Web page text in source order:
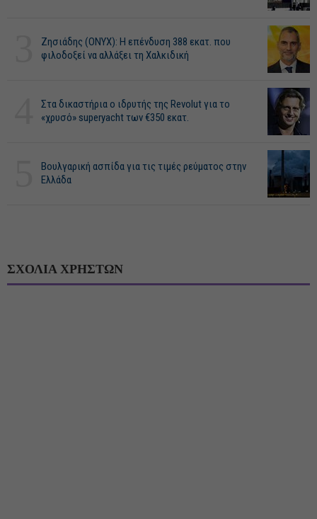
Ζησιάδης (ONYX): Η επένδυση 388 εκατ. που
φιλοδοξεί να αλλάξει τη Χαλκιδική
Στα δικαστήρια ο ιδρυτής της Revolut για το
«χρυσό» superyacht των €350 εκατ.
Βουλγαρική ασπίδα για τις τιμές ρεύματος στην
Ελλάδα
ΣΧΟΛΙΑ ΧΡΗΣΤΩΝ